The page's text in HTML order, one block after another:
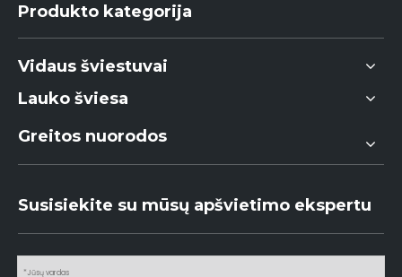
Produkto kategorija
Vidaus šviestuvai
Lauko šviesa
Greitos nuorodos
Susisiekite su mūsų apšvietimo ekspertu